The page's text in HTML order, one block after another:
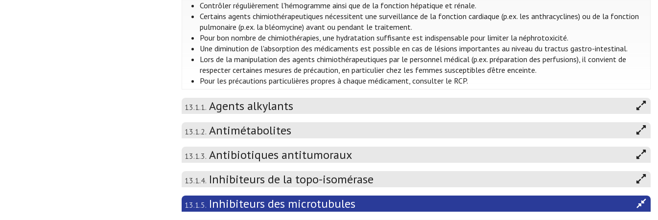
Contrôler régulièrement l'hémogramme ainsi que de la fonction hépatique et rénale.
Certains agents chimiothérapeutiques nécessitent une surveillance de la fonction cardiaque (p.ex. les anthracyclines) ou de la fonction
pulmonaire (p.ex. la bléomycine) avant ou pendant le traitement.
Pour bon nombre de chimiothérapies, une hydratation suffisante est indispensable pour limiter la néphrotoxicité.
Une diminution de l'absorption des médicaments est possible en cas de lésions importantes au niveau du tractus gastro-intestinal.
Lors de la manipulation des agents chimiothérapeutiques par le personnel médical (p.ex. préparation des perfusions), il convient de
respecter certaines mesures de précaution, en particulier chez les femmes susceptibles d’être enceinte.
Pour les précautions particulières propres à chaque médicament, consulter le RCP.
13.1.1. Agents alkylants
13.1.2. Antimétabolites
13.1.3. Antibiotiques antitumoraux
13.1.4. Inhibiteurs de la topo-isomérase
13.1.5. Inhibiteurs des microtubules